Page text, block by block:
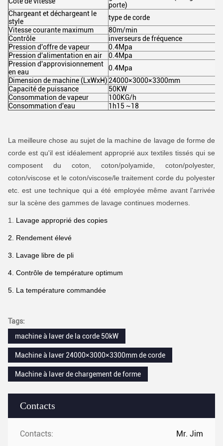
Contacts
Contacts: Mr. Jim
porte)
Chargeant et déchargeant le
style
type de corde
Vitesse courante maximum
80m/min
Contrôle
inverseurs de fréquence
Pression d'offre de vapeur
0.4Mpa
Pression d'alimentation en air
0.4Mpa
Pression d'approvisionnement
en eau
0.4Mpa
Dimension de machine (LxWxH) 24000×3000×3300mm
Capacité de puissance
50KW
Consommation de vapeur
100KG/h
Consommation d'eau
1h15 ~18
La meilleure chose au sujet de la machine de lavage de forme de
corde est qu'il est idéalement approprié aux textiles tissés qui se
composent du coton, coton/polyamide, coton/polyester,
coton/viscose et le coton/viscose/le traitement corde du polyester
etc. est une technique qui a été employée même avant l'arrivée
sur la scène des gammes de lavage continues modernes.
1. Lavage approprié des copies
2. Rendement élevé
3. Lavage libre de pli
4. Contrôle de température optimum
5. La température commandée
Tags:
machine à laver de la corde 50kW
Machine à laver 24000×3000×3300mm de corde
Machine à laver de chargement de forme